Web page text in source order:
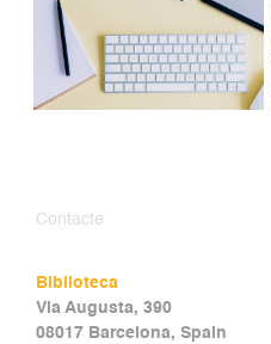
Contacte
Biblioteca
Via Augusta, 390
08017 Barcelona, Spain